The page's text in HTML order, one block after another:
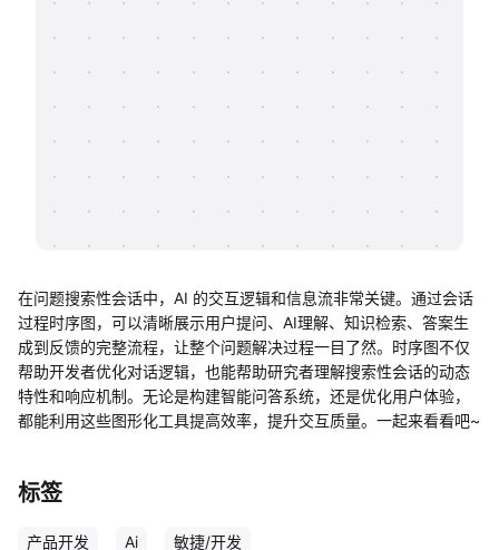
在问题搜索性会话中，AI 的交互逻辑和信息流非常关键。通过会话
过程时序图，可以清晰展示用户提问、AI理解、知识检索、答案生
成到反馈的完整流程，让整个问题解决过程一目了然。时序图不仅
帮助开发者优化对话逻辑，也能帮助研究者理解搜索性会话的动态
特性和响应机制。无论是构建智能问答系统，还是优化用户体验，
都能利用这些图形化工具提高效率，提升交互质量。一起来看看吧~
标签
产品开发 Ai 敏捷/开发